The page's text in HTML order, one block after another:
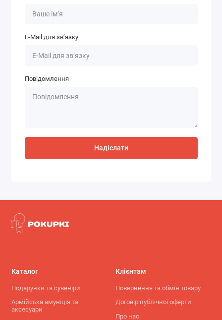
E-Mail для зв’язку
Повідомлення
Надіслати
Каталог
Подарунки та сувеніри
Армійська амуніція та
аксесуари
Клієнтам
Повернення та обмін товару
Договір публічної оферти
Про нас